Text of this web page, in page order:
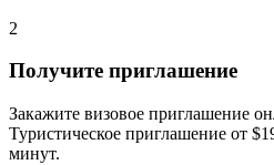
2
Получите приглашение
Закажите визовое приглашение
Туристическое приглашение от
минут.